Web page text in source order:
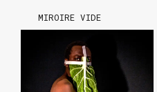
MIROIRE VIDE